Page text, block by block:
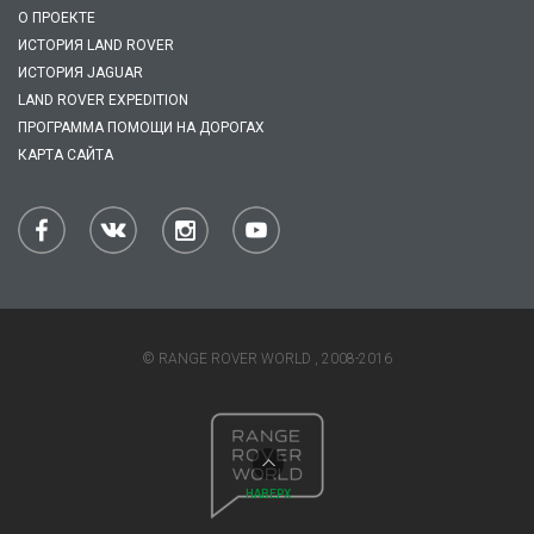
О ПРОЕКТЕ
ИСТОРИЯ LAND ROVER
ИСТОРИЯ JAGUAR
LAND ROVER EXPEDITION
ПРОГРАММА ПОМОЩИ НА ДОРОГАХ
КАРТА САЙТА
© RANGE ROVER WORLD , 2008-2016
НАВЕРХ